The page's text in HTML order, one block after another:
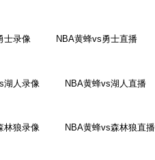
士录像 NBA黄蜂vs勇士直播
湖人录像 NBA黄蜂vs湖人直播
林狼录像 NBA黄蜂vs森林狼直播